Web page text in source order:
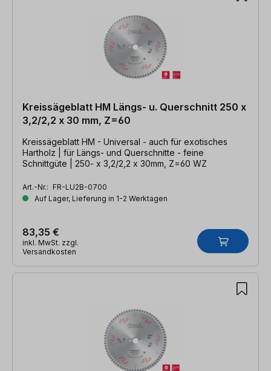
Kreissägeblatt HM Längs- u. Querschnitt 250 x
3,2/2,2 x 30 mm, Z=60
Kreissägeblatt HM - Universal - auch für exotisches
Hartholz | für Längs- und Querschnitte - feine
Schnittgüte | 250- x 3,2/2,2 x 30mm, Z=60 WZ
Art.-Nr.: FR-LU2B-0700
Auf Lager, Lieferung in 1-2 Werktagen
83,35 €
inkl. MwSt. zzgl.
Versandkosten